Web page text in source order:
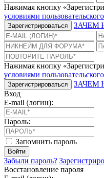
Нажимая кнопку
условиями
Зарегистрироваться ЗАЧЕМ
Нажимая кнопку
условиями
Зарегистрироваться
ЗАЧЕМ
Вход
E-mail (логин):
Пароль:
Запомнить пароль
Войти
Забыли пароль?
Восстановление пароля